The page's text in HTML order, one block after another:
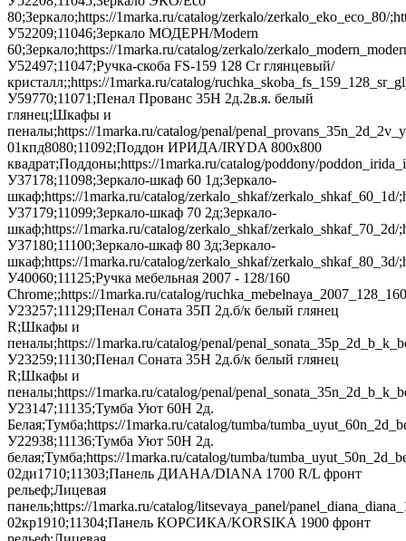
80;Зеркало;https://1marka.ru/catalog/zerkalo/
У52209;11046;Зеркало МОДЕРН/Modern
60;Зеркало;https://1marka.ru/catalog/zerkalo/
У52497;11047;Ручка-скоба FS-159 128 Сr глянцевый/
кристалл;;https://1marka.ru/catalog/
У59770;11071;Пенал Прованс 35Н 2д.2в.я. белый
глянец;Шкафы и
пеналы;https://1marka.ru/catalog/penal/
01кпд8080;11092;Поддон ИРИДА/IRYDA 800х800
квадрат;Поддоны;https://1marka.ru/catalog/poddony/
У37178;11098;Зеркало-шкаф 60 1д;Зеркало-
шкаф;https://1marka.ru/catalog/zerkalo_shkaf/
У37179;11099;Зеркало-шкаф 70 2д;Зеркало-
шкаф;https://1marka.ru/catalog/zerkalo_shkaf/
У37180;11100;Зеркало-шкаф 80 3д;Зеркало-
шкаф;https://1marka.ru/catalog/zerkalo_shkaf/
У40060;11125;Ручка мебельная 2007 - 128/160
Chrome;;https://1marka.ru/catalog/
У23257;11129;Пенал Соната 35П 2д.б/к белый глянец
R;Шкафы и
пеналы;https://1marka.ru/catalog/penal/
У23259;11130;Пенал Соната 35Н 2д.б/к белый глянец
R;Шкафы и
пеналы;https://1marka.ru/catalog/penal/
У23147;11135;Тумба Уют 60Н 2д.
Белая;Тумба;https://1marka.ru/catalog/tumba/
У22938;11136;Тумба Уют 50Н 2д.
белая;Тумба;https://1marka.ru/catalog/tumba/
02ди1710;11303;Панель ДИАНА/DIANA 1700 R/L фронт
рельеф;Лицевая
панель;https://1marka.ru/catalog/litsevaya_panel/
02кр1910;11304;Панель КОРСИКА/KORSIKA 1900 фронт